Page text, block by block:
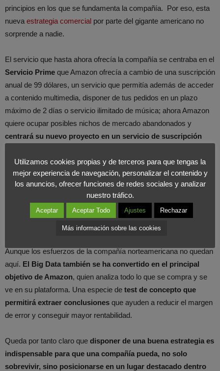
principios en los que se fundamenta la compañía. Por eso, esta
nueva estrategia comercial por parte del gigante americano no
sorprende a nadie.
El servicio que hasta ahora ofrecía la compañía se centraba en el
Servicio Prime que Amazon ofrecía a cambio de una suscripción
anual de 99 dólares, un servicio que permitía además de acceder
a contenido multimedia, disponer de tus pedidos en un plazo
máximo de 2 días o servicio ilimitado de música; ahora Amazon
quiere ocupar posibles nichos de mercado abandonados y
centrará su nuevo proyecto en un servicio de suscripción
permitirá a los seguidores acceso a contenidos propios como la
serie “Mozart in the Jungle”, entre otras, pero también a un total
de 14 películas que serán lanzadas a lo largo del año, todas ellas
Hecho que sitúa a Amazon como el
principal competidor de Netflix , el hasta ahora principal servicio
en EE.UU.
Aunque los esfuerzos de la compañía norteamericana no quedan
aquí. El Big Data también se ha convertido en el principal
objetivo de Amazon, quien analiza todo lo que se compra y se
ve en su plataforma. Una especie de test de concepto que
permitirá extraer conclusiones que ayuden a reducir el margen
de error y conseguir mayor rentabilidad.
Queda por tanto claro que disponer de una buena estrategia es
indispensable para que una compañía pueda, no solo
sobrevivir, sino posicionarse en un lugar destacado dentro
Utilizamos cookies propias y de terceros para que tengas la
mejor experiencia de navegación, personalizar el contenido y
los anuncios, ofrecer funciones de redes sociales y analizar
nuestro tráfico.
Aceptar Aceptar Todo Ajustes Rechazar
Más información sobre las cookies